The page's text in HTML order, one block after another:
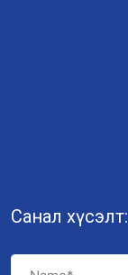
Санал хүсэлт: